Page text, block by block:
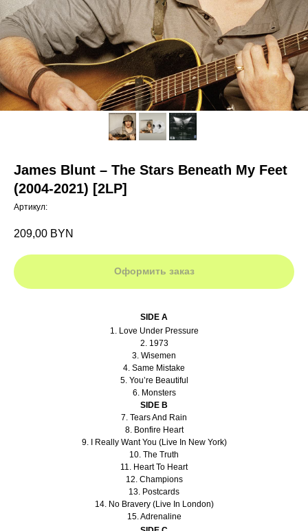
James Blunt – The Stars Beneath My Feet
(2004-2021) [2LP]
Артикул:
209,00 BYN
Оформить заказ
SIDE A
1. Love Under Pressure
2. 1973
3. Wisemen
4. Same Mistake
5. You’re Beautiful
6. Monsters
SIDE B
7. Tears And Rain
8. Bonfire Heart
9. I Really Want You (Live In New York)
10. The Truth
11. Heart To Heart
12. Champions
13. Postcards
14. No Bravery (Live In London)
15. Adrenaline